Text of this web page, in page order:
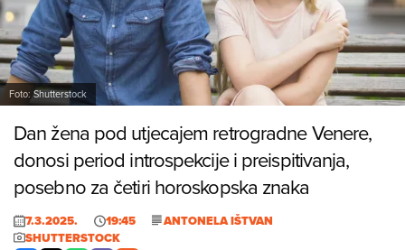
Foto: Shutterstock
Dan žena pod utjecajem retrogradne Venere,
donosi period introspekcije i preispitivanja,
posebno za četiri horoskopska znaka
7.3.2025. 19:45
ANTONELA IŠTVAN
SHUTTERSTOCK